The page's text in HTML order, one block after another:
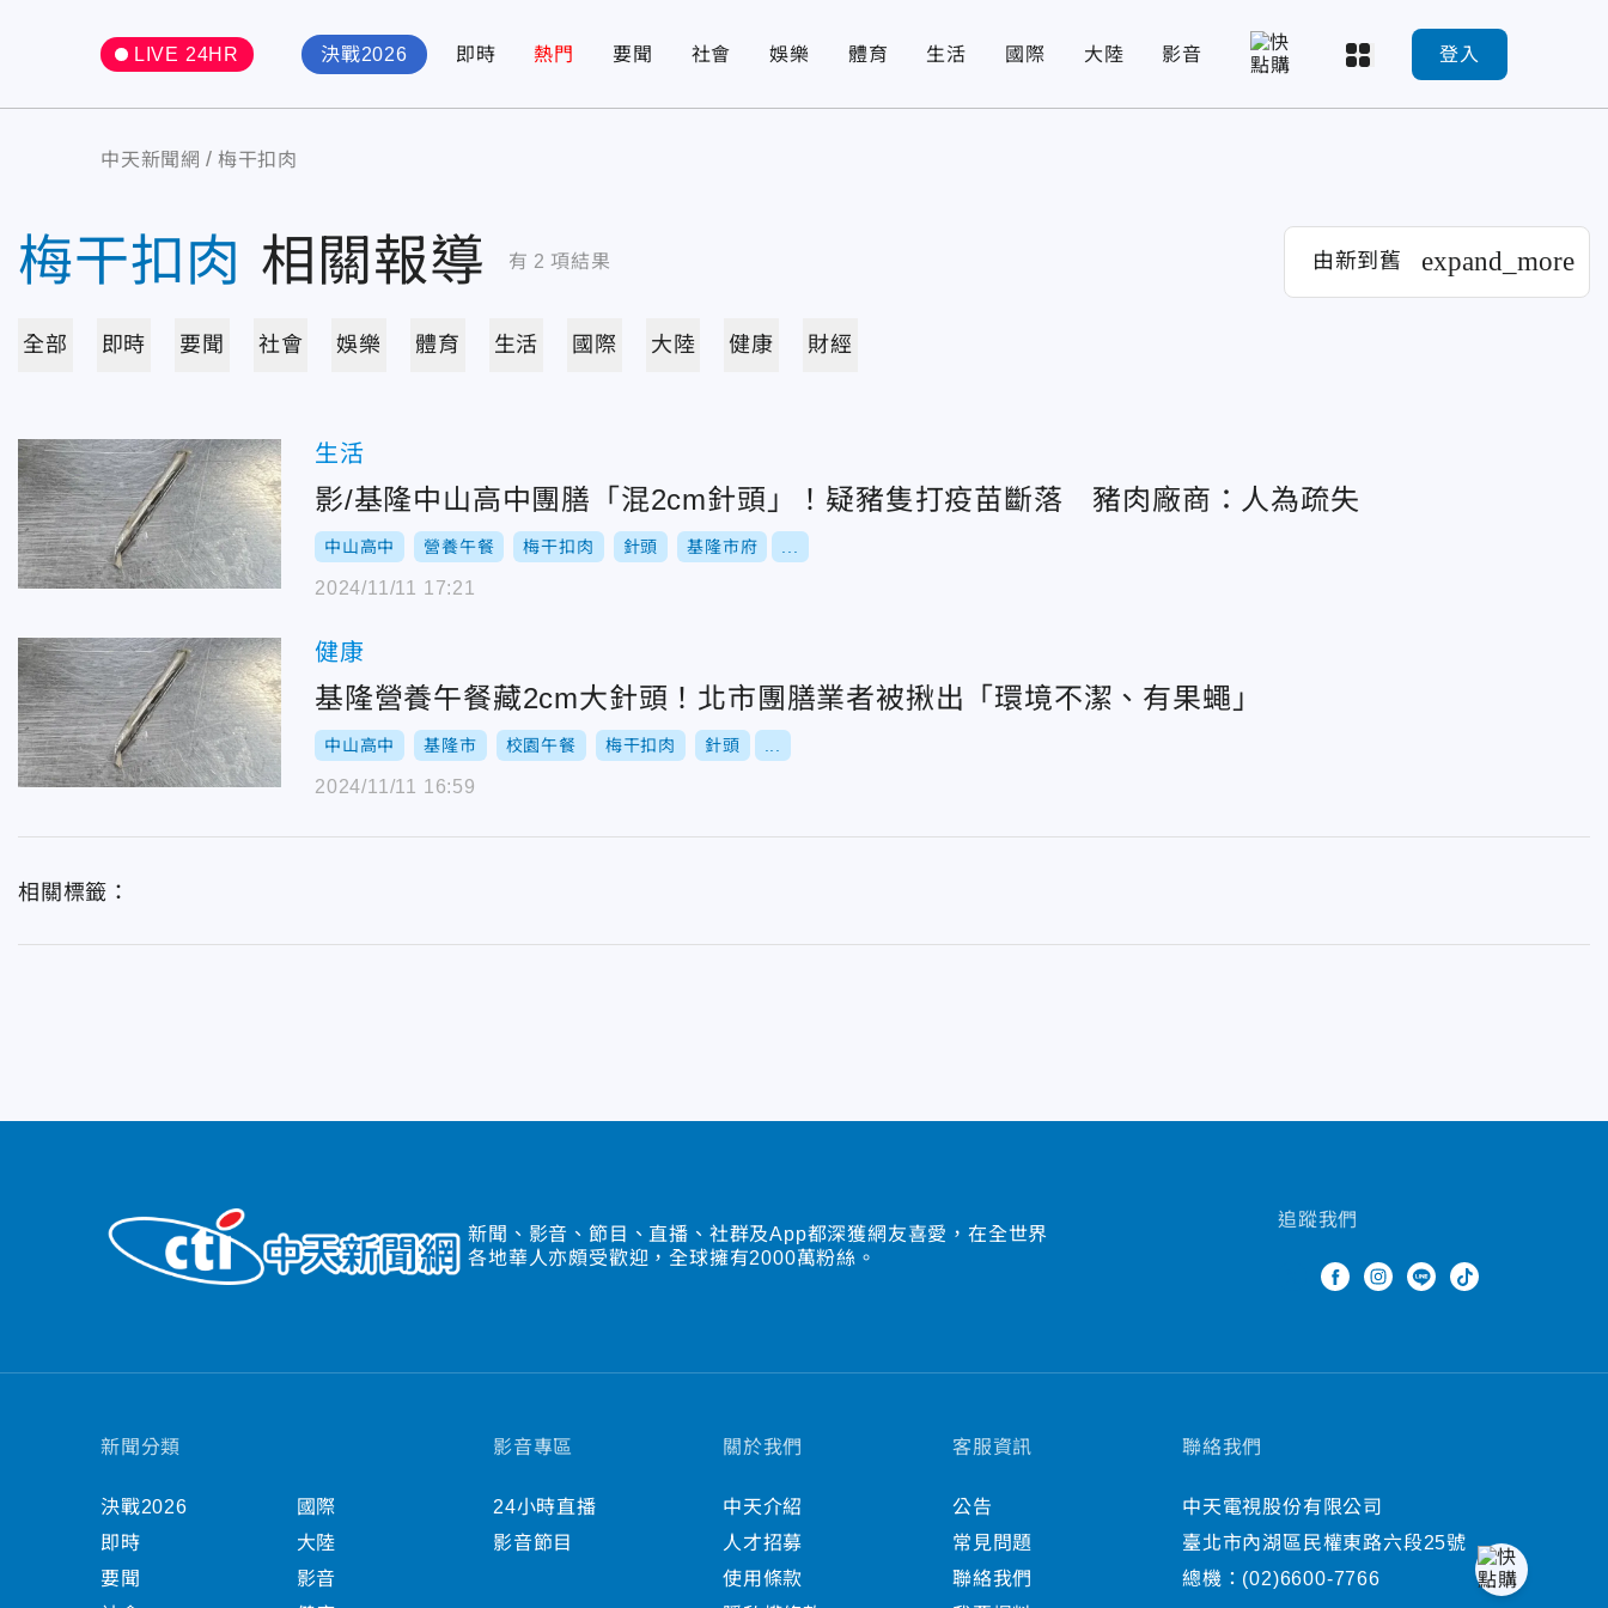
LIVE 24HR 決戰2026 即時 熱門 要聞 社會 娛樂 體育 生活 國際 大陸 影音 登入
中天新聞網 梅干扣肉
梅干扣肉 相關報導 有 2 項結果 由新到舊 expand_more
全部 即時 要聞 社會 娛樂 體育 生活 國際 大陸 健康 財經
生活
影/基隆中山高中團膳「混2cm針頭」！疑豬隻打疫苗斷落 豬肉廠商：人為疏失
中山高中 營養午餐 梅干扣肉 針頭 基隆市府
2024/11/11 17:21
健康
基隆營養午餐藏2cm大針頭！北市團膳業者被揪出「環境不潔、有果蠅」
中山高中 基隆市 校園午餐 梅干扣肉 針頭
2024/11/11 16:59
相關標籤：
新聞、影音、節目、直播、社群及App都深獲網友喜愛，在全世界
各地華人亦頗受歡迎，全球擁有2000萬粉絲。
追蹤我們
新聞分類
決戰2026
即時
要聞
國際
大陸
影音
影音專區
24小時直播
影音節目
關於我們
中天介紹
人才招募
使用條款
客服資訊
公告
常見問題
聯絡我們
聯絡我們
中天電視股份有限公司
臺北市內湖區民權東路六段25號
總機： (02)6600-7766